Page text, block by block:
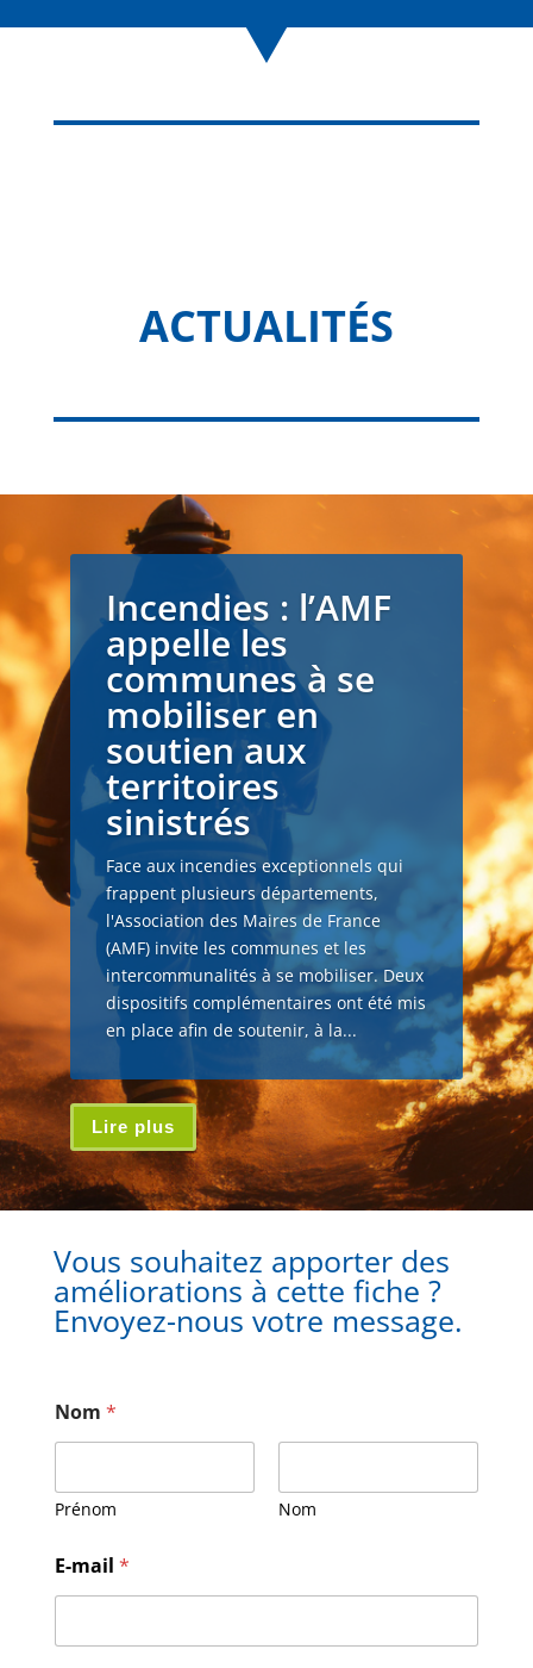
ACTUALITÉS
Incendies : l’AMF
appelle les
communes à se
mobiliser en
soutien aux
territoires
sinistrés
Face aux incendies exceptionnels qui
frappent plusieurs départements,
l'Association des Maires de France
(AMF) invite les communes et les
intercommunalités à se mobiliser. Deux
dispositifs complémentaires ont été mis
en place afin de soutenir, à la...
Lire plus
Vous souhaitez apporter des
améliorations à cette fiche ?
Envoyez-nous votre message.
Nom *
Prénom Nom
-
m
i
E-mail *